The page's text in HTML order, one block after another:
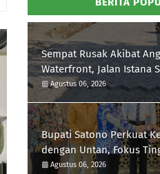
Sempat Rusak Akibat
Waterfront, Jalan Istana
Dibangun dengan Paving
Agustus 06, 2026
Bupati Satono Perkuat
dengan Untan, Fokus
dan Inovasi Daerah
Agustus 06, 2026